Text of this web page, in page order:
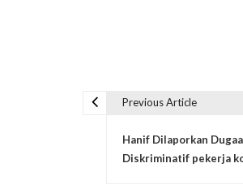
Previous Article
Hanif Dilaporkan
Diskriminatif pekerja